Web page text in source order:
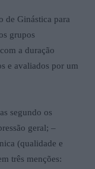
de Ginástica para
grupos
a duração
e avaliados por um
segundo os
geral; –
(qualidade e
três menções: